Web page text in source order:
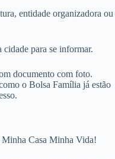
entidade organizadora ou
cidade para se informar.
documento com foto.
o Bolsa Família já estão
Minha Casa Minha Vida!